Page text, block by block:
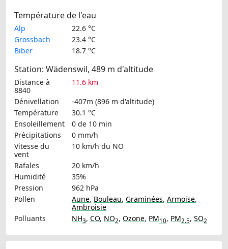
Température de l'eau
Alp
22.6 °C
Grossbach
23.4 °C
Biber
18.7 °C
Station: Wädenswil, 489 m d'altitude
Distance à
8840
11.6 km
Dénivellation
-407m (896 m d'altitude)
Température
30.1 °C
Ensoleillement
0 de 10 min
Précipitations
0 mm/h
Vitesse du
vent
10 km/h du NO
Rafales
20 km/h
Humidité
35%
Pression
962 hPa
Pollen
Aune, Bouleau, Graminées, Armoise,
Ambroisie
Polluants
NH3, CO, NO2, Ozone, PM10, PM2.5, SO2